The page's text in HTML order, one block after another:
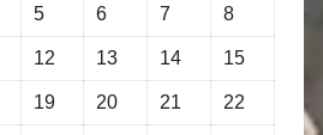
5 6 7 8
12 13 14 15
19 20 21 22